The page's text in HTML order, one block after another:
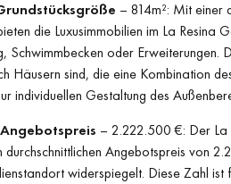
– 814m²: Mit einer
die Luxusimmobilien im La Resina
Schwimmbecken oder Erweiterungen.
Häusern sind, die eine Kombination
individuellen Gestaltung des
– 2.222.500 €: Der
durchschnittlichen Angebotspreis von
widerspiegelt. Diese Zahl